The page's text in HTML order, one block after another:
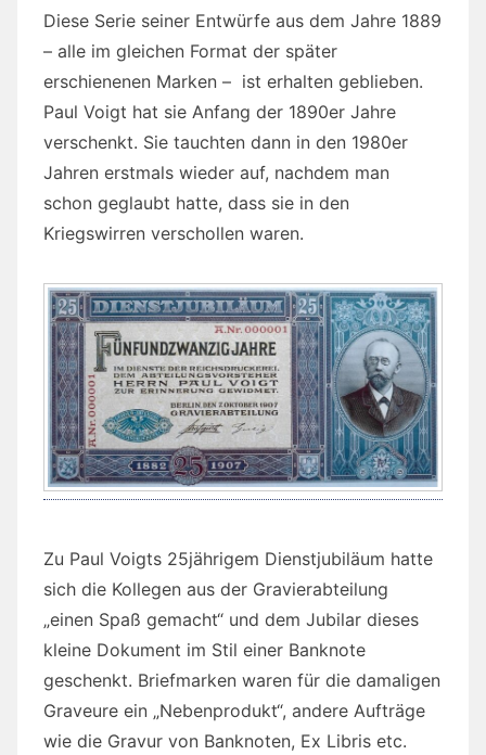
Diese Serie seiner Entwürfe aus dem Jahre 1889
– alle im gleichen Format der später
erschienenen Marken – ist erhalten geblieben.
Paul Voigt hat sie Anfang der 1890er Jahre
verschenkt. Sie tauchten dann in den 1980er
Jahren erstmals wieder auf, nachdem man
schon geglaubt hatte, dass sie in den
Kriegswirren verschollen waren.
Zu Paul Voigts 25jährigem Dienstjubiläum hatte
sich die Kollegen aus der Gravierabteilung
„einen Spaß gemacht“ und dem Jubilar dieses
kleine Dokument im Stil einer Banknote
geschenkt. Briefmarken waren für die damaligen
Graveure ein „Nebenprodukt“, andere Aufträge
wie die Gravur von Banknoten, Ex Libris etc.